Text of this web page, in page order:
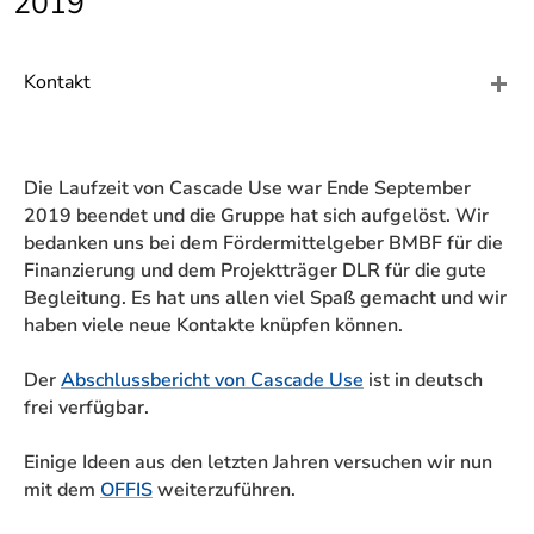
Kontakt
Die Laufzeit von Cascade Use war Ende September
2019 beendet und die Gruppe hat sich aufgelöst. Wir
bedanken uns bei dem Fördermittelgeber BMBF für die
Finanzierung und dem Projektträger DLR für die gute
Begleitung. Es hat uns allen viel Spaß gemacht und wir
haben viele neue Kontakte knüpfen können.
DerAbschlussbericht von Cascade Use ist in deutsch
frei verfügbar.
Einige Ideen aus den letzten Jahren versuchen wir nun
mit dem OFFISweiterzuführen.